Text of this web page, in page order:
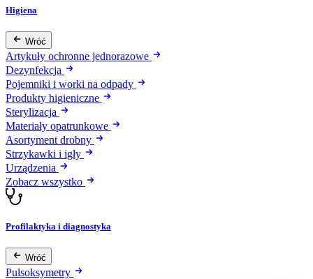
Higiena
Wróć
Artykuły ochronne jednorazowe
Dezynfekcja
Pojemniki i worki na odpady
Produkty higieniczne
Sterylizacja
Materiały opatrunkowe
Asortyment drobny
Strzykawki i igły
Urządzenia
Zobacz wszystko
Profilaktyka i diagnostyka
Wróć
Pulsoksymetry